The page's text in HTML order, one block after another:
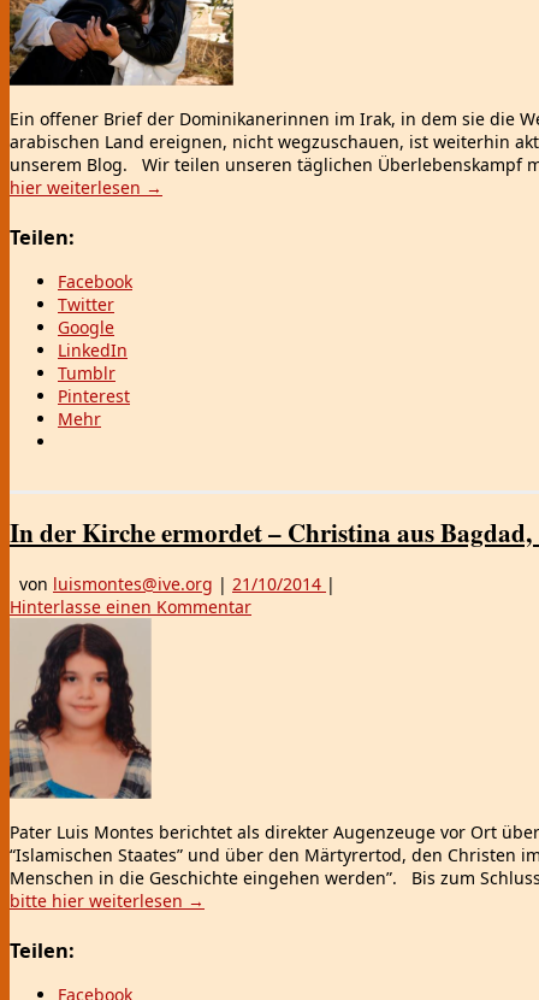
Ein offener Brief der Dominikanerinnen im Irak, in dem sie die
arabischen Land ereignen, nicht wegzuschauen, ist weiterhin
unserem Blog. Wir teilen unseren täglichen Überlebenskampf
hier weiterlesen →
Teilen:
Facebook
Twitter
Google
LinkedIn
Tumblr
Pinterest
Mehr
In der Kirche ermordet – Christina aus
von luismontes@ive.org | 21/10/2014 |
Hinterlasse einen Kommentar
Pater Luis Montes berichtet als direkter Augenzeuge vor Ort
“Islamischen Staates” und über den Märtyrertod, den Christen
Menschen in die Geschichte eingehen werden”. Bis zum
bitte hier weiterlesen →
Teilen:
Facebook